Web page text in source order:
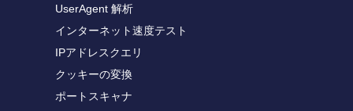
UserAgent 解析
インターネット速度テスト
IPアドレスクエリ
クッキーの変換
ポートスキャナ